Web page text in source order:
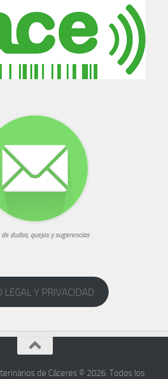
dudas, quejas y sugerencias
LEGAL Y PRIVACIDAD
de Cáceres © 2026. Todos los